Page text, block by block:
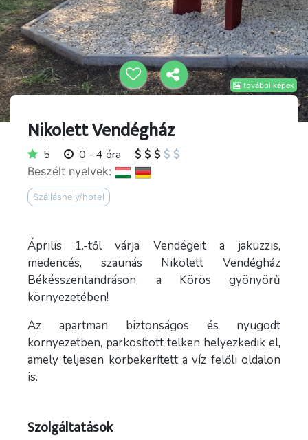
további képek
Nikolett Vendégház
5 0 - 4 óra
Beszélt nyelvek:
Szálláshely/hotel
Április 1.-től várja Vendégeit a jakuzzis,
medencés, szaunás Nikolett Vendégház
Békésszentandráson, a Körös gyönyörű
környezetében!
Az apartman biztonságos és nyugodt
környezetben, parkosított telken helyezkedik el,
amely teljesen körbekerített a víz felőli oldalon
is.
Szolgáltatások